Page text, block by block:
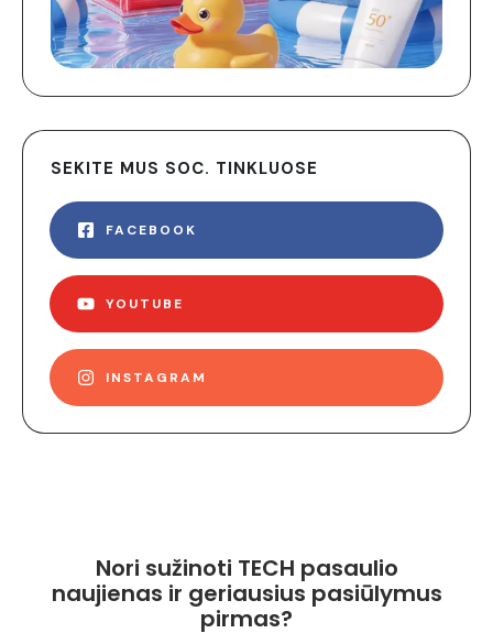
SEKITE MUS SOC. TINKLUOSE
FACEBOOK
YOUTUBE
INSTAGRAM
Nori sužinoti TECH pasaulio
naujienas ir geriausius pasiūlymus
pirmas?